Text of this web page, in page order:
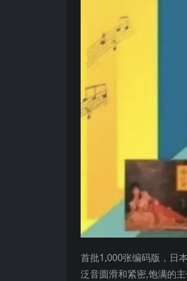
首批1,000张编码版，日
泛音圆滑和紧密,饱满的